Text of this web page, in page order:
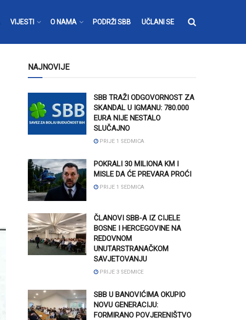
VIJESTI O NAMA PODRŽI SBB UČLANI SE
NAJNOVIJE
SBB TRAŽI ODGOVORNOST ZA
SKANDAL U IGMANU: 780.000
EURA NIJE NESTALO
SLUČAJNO
PRIJE 1 SEDMICA
POKRALI 30 MILIONA KM I
MISLE DA ĆE PREVARA PROĆI
PRIJE 1 SEDMICA
ČLANOVI SBB-A IZ CIJELE
BOSNE I HERCEGOVINE NA
REDOVNOM
UNUTARSTRANAČKOM
SAVJETOVANJU
PRIJE 3 SEDMICE
SBB U BANOVIĆIMA OKUPIO
NOVU GENERACIJU:
FORMIRANO POVJERENIŠTVO